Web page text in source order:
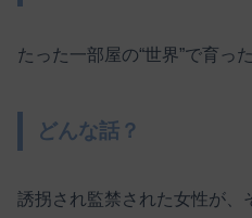
たった一部屋の“世界”で育っ
どんな話？
誘拐され監禁された女性が、